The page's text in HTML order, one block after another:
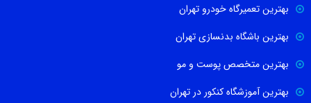
بهترین تعمیرگاه خودرو تهران
بهترین باشگاه بدنسازی تهران
بهترین متخصص پوست و مو
بهترین آموزشگاه کنکور در تهران